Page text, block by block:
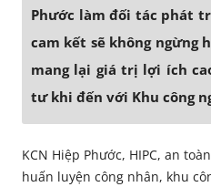
Phước làm đối tác phát
cam kết sẽ không ngừng
mang lại giá trị lợi ích
tư khi đến với Khu công
KCN Hiệp Phước, HIPC, an
huấn luyện công nhân, khu